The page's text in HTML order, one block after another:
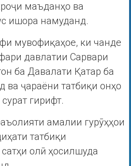
маъданҳо ва
ишора намуданд.
мувофиқаҳое, ки чанде
давлатии Сарвари
ба Давалати Қатар ба
ва ҷараёни татбиқи онҳо
гирифт.
амалии гурӯҳҳои
татбиқи
олӣ ҳосилшуда